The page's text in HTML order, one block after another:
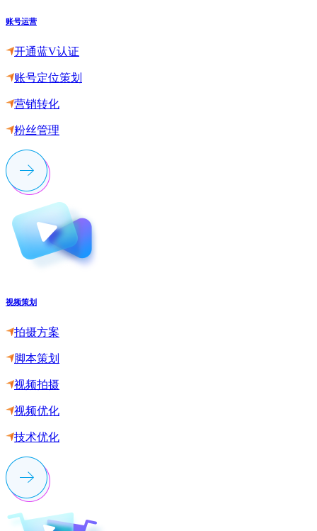
账号运营
开通蓝V认证
账号定位策划
营销转化
粉丝管理
视频策划
拍摄方案
脚本策划
视频拍摄
视频优化
技术优化